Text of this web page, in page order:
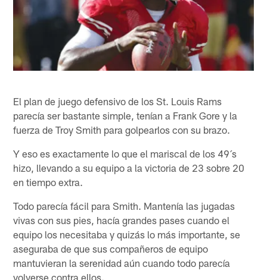
El plan de juego defensivo de los St. Louis Rams
parecía ser bastante simple, tenían a Frank Gore y la
fuerza de Troy Smith para golpearlos con su brazo.
Y eso es exactamente lo que el mariscal de los 49´s
hizo, llevando a su equipo a la victoria de 23 sobre 20
en tiempo extra.
Todo parecía fácil para Smith. Mantenía las jugadas
vivas con sus pies, hacía grandes pases cuando el
equipo los necesitaba y quizás lo más importante, se
aseguraba de que sus compañeros de equipo
mantuvieran la serenidad aún cuando todo parecía
volverse contra ellos.